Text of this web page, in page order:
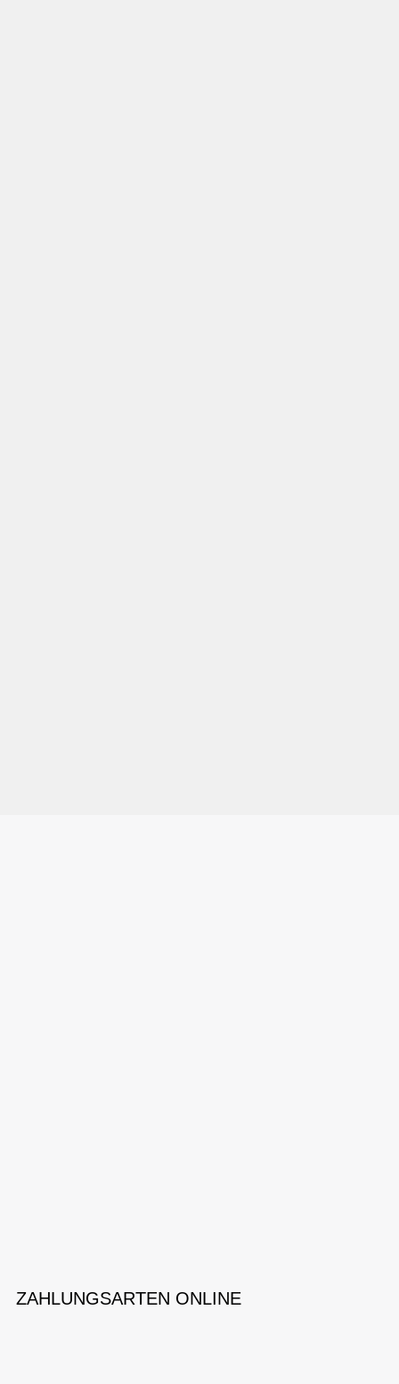
ZAHLUNGSARTEN ONLINE